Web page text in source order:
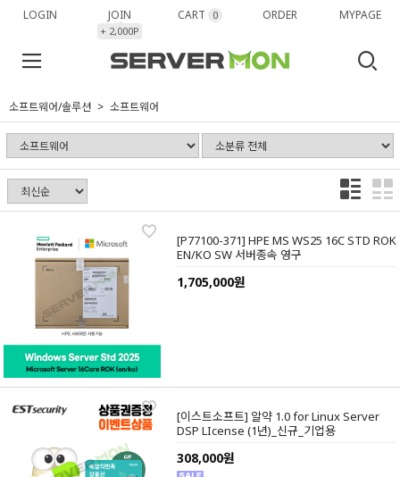
LOGIN JOIN
+ 2,000P
CART 0 ORDER MYPAGE
소프트웨어/솔루션 소프트웨어
[P77100-371] HPE MS WS25 16C STD ROK
EN/KO SW 서버종속 영구
1,705,000원
[이스트소프트] 알약 1.0 for Linux Server
DSP LIcense (1년)_신규_기업용
308,000원